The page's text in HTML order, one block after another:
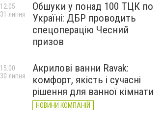
Обшуки у понад 100 ТЦК по
Україні: ДБР проводить
спецоперацію Чесний
призов
12:05
31 липня
Акрилові ванни Ravak:
комфорт, якість і сучасні
рішення для ванної кімнати
НОВИНИ КОМПАНІЙ
15:00
30 липня